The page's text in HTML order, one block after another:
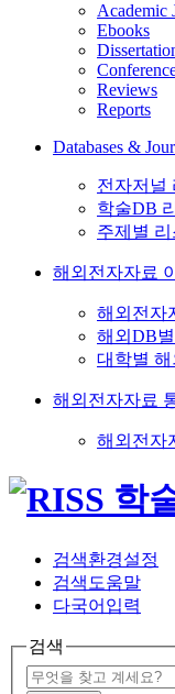
Academic
Ebooks
Reviews
Reports
Databases &
전자저널
학술DB
주제별 리
해외전자자료
해외전자
해외DB
대학별
해외전자자료
해외전자
검색환경설정
검색도움말
다국어입력
검색